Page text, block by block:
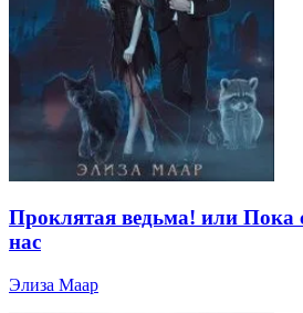
Проклятая ведьма! или Пока
нас
Элиза Маар